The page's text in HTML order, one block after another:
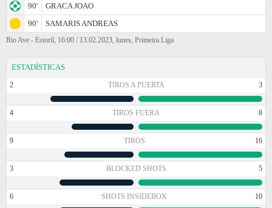
90'
GRACA JOAO
90'
SAMARIS ANDREAS
Rio Ave - Estoril, 16:00 / 13.02.2023, lunes, Primeira Liga
ESTADÍSTICAS
2 TIROS A PUERTA 3
4 TIROS FUERA 8
9 TIROS 16
3 BLOCKED SHOTS 5
6 SHOTS INSIDEBOX 10